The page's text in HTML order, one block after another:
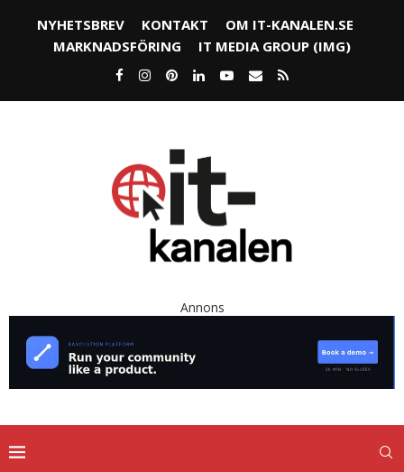
NYHETSBREV KONTAKT
OM IT-KANALEN.SE
MARKNADSFÖRING
IT MEDIA GROUP (IMG)
Annons